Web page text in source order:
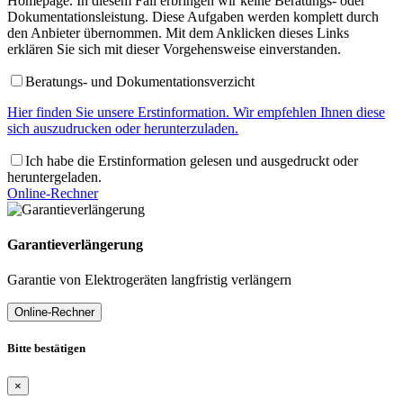
Dokumentationsleistung. Diese Aufgaben werden komplett durch
den Anbieter übernommen. Mit dem Anklicken dieses Links
erklären Sie sich mit dieser Vorgehensweise einverstanden.
Beratungs- und Dokumentationsverzicht
Hier finden Sie unsere Erstinformation. Wir empfehlen Ihnen diese
sich auszudrucken oder herunterzuladen.
Ich habe die Erstinformation gelesen und ausgedruckt oder
heruntergeladen.
Online-Rechner
Garantieverlängerung
Garantie von Elektrogeräten langfristig verlängern
Online-Rechner
Bitte bestätigen
×